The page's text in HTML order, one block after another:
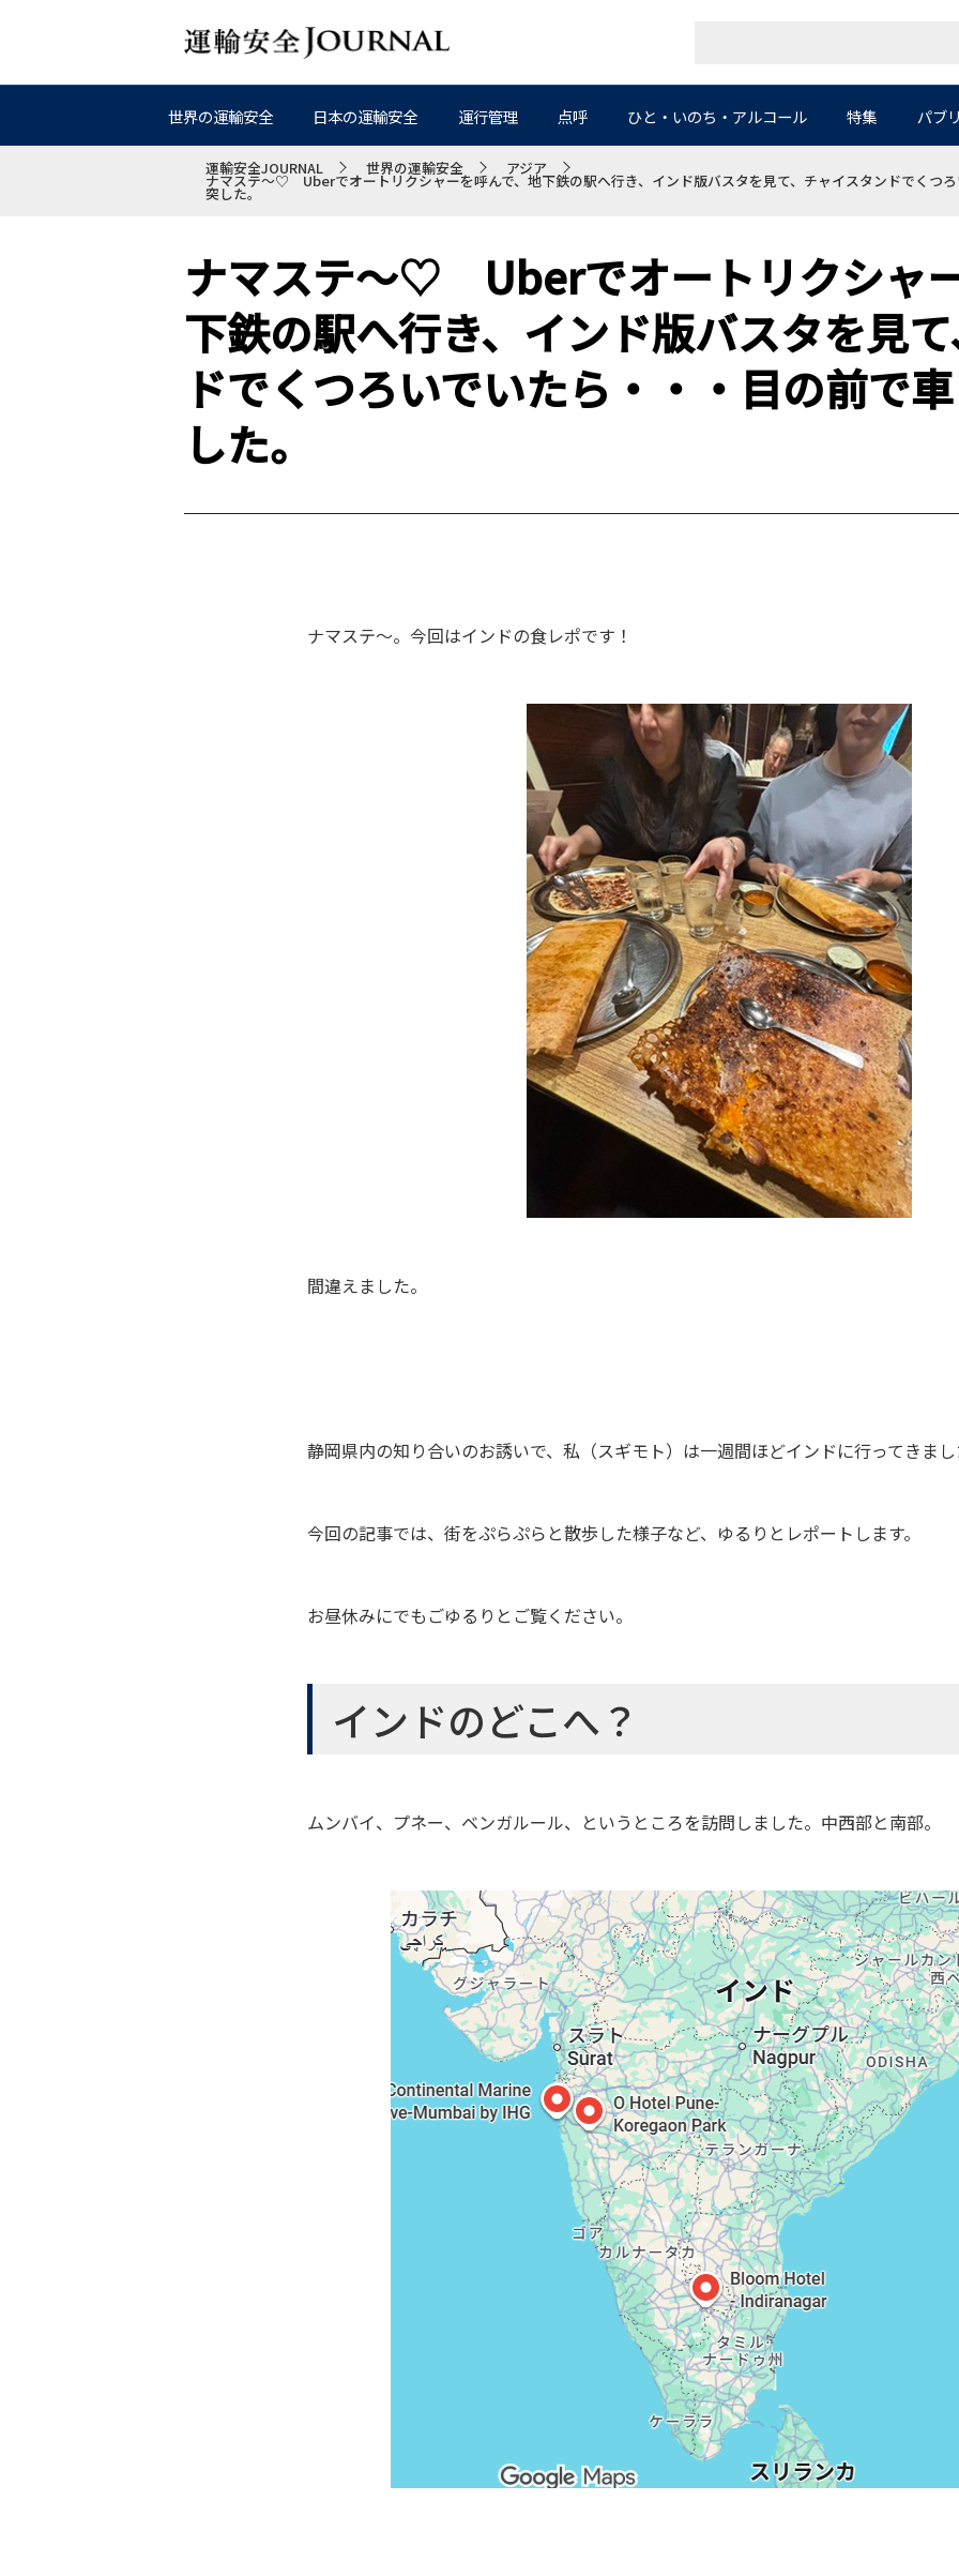
世界の運輸安全 日本の運輸安全 運行管理 点呼 ひと・いのち・アルコール 特集 パブ
運輸安全JOURNAL 世界の運輸安全 アジア
ナマステ～♡ Uberでオートリクシャーを呼んで、地下鉄の駅へ行き、インド版バスタを見て、チャイスタンドでくつ
突した。
ナマステ～♡ Uberでオートリクシャ
下鉄の駅へ行き、インド版バスタを見
ドでくつろいでいたら・・・目の前で
した。
ナマステ～。今回はインドの食レポです！
間違えました。
静岡県内の知り合いのお誘いで、私（スギモト）は一週間ほどインドに行ってきま
今回の記事では、街をぷらぷらと散歩した様子など、ゆるりとレポートします。
お昼休みにでもごゆるりとご覧ください。
インドのどこへ？
ムンバイ、プネー、ベンガルール、というところを訪問しました。中西部と南部。